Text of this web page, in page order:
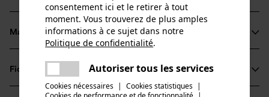
Respirabilité naturelle
Veste fonctionnelle PSS avec système d’aération pratique
sous les bras
Détails du produit
Type de manche
manches longues
Matériau & entretien
Matériau
Fiches techniques
Fiche de données de sécurité du produit (PDF)
consentement ici et le retirer à tout
moment. Vous trouverez de plus amples
informations à ce sujet dans notre
Politique de confidentialité.
Autoriser tous les services
Cookies nécessaires | Cookies statistiques |
Une erreur s'est produite. Veuillez
essayer encore.
partager
partager